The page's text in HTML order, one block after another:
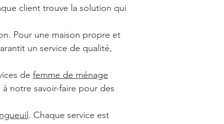
client trouve la solution qui
Pour une maison propre et
un service de qualité,
de femme de ménage
notre savoir-faire pour des
. Chaque service est